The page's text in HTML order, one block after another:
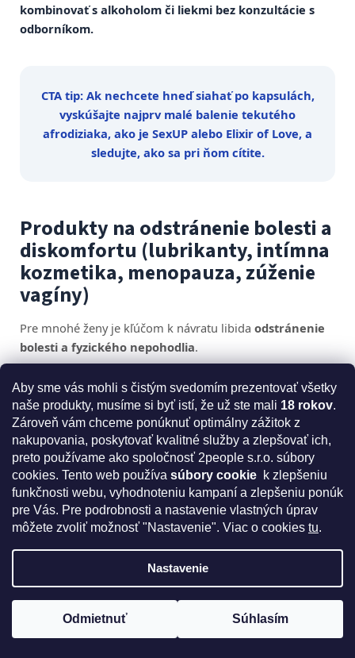
Aby sme vás mohli s čistým svedomím prezentovať všetky
naše produkty, musíme si byť istí, že už ste mali 18 rokov.
Zároveň vám chceme ponúknuť optimálny zážitok z
nakupovania, poskytovať kvalitné služby a zlepšovať ich,
preto používame ako spoločnosť 2people s.r.o. súbory
cookies. Tento web používa súbory cookie k zlepšeniu
funkčnosti webu, vyhodnoteniu kampaní a zlepšeniu ponúk
pre Vás. Pre podrobnosti a nastavenie vlastných úprav
môžete zvoliť možnosť "Nastavenie". Viac o cookies tu.
Nastavenie
Odmietnuť Súhlasím
kombinovať s alkoholom či liekmi bez konzultácie s
odborníkom.
CTA tip: Ak nechcete hneď siahať po kapsulách,
vyskúšajte najprv malé balenie tekutého
afrodiziaka, ako je SexUP alebo Elixir of Love, a
sledujte, ako sa pri ňom cítite.
Produkty na odstránenie bolesti a
diskomfortu (lubrikanty, intímna
kozmetika, menopauza, zúženie
vagíny)
Pre mnohé ženy je kľúčom k návratu libida odstránenie
bolesti a fyzického nepohodlia.
Na intimnenakupy.sk nájdete:
Lubrikanty na vodnej a silikónovej báze
Pomáhajú pri vaginálnej suchosti, uľahčujú prienik a
znižujú trenie. Pre ženy po pôrode, pri dojčení alebo v
menopauze sú často základnou výbavou.
Intímnu kozmetiku a gély na podporu komfortu v
menopauze
špeciálne prípravky na dlhodobejšiu hydratáciu pošvy.
Niektoré ženy po pôrode alebo s vekom vnímajú
zmeny tonusu pošvy. Špeciálne gély či pomôcky môžu
Získajte kód na zľavu 5%